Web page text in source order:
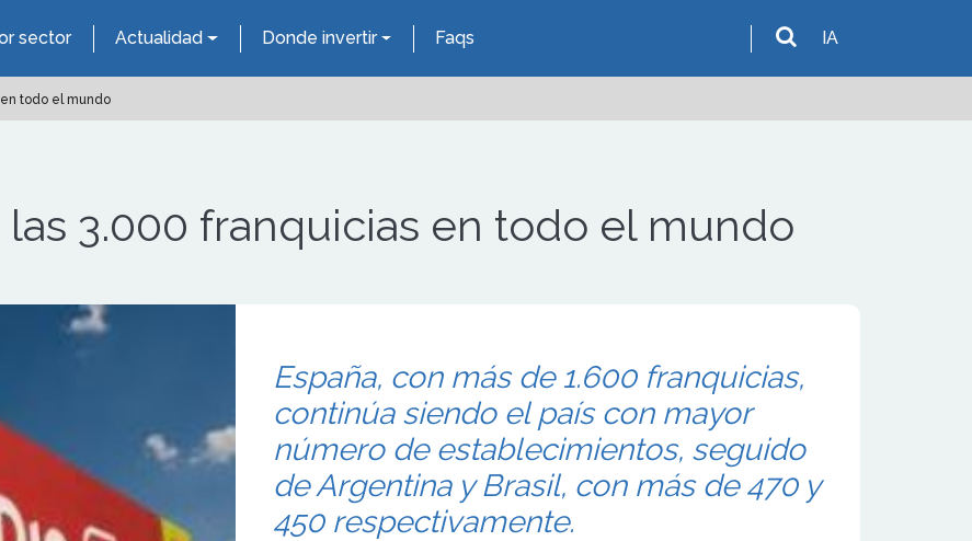
sector Actualidad Donde invertir Faqs IA
todo el mundo
las 3.000 franquicias en todo el mundo
España, con más de 1.600 franquicias,
continúa siendo el país con mayor
número de establecimientos, seguido
de Argentina y Brasil, con más de 470 y
450 respectivamente.